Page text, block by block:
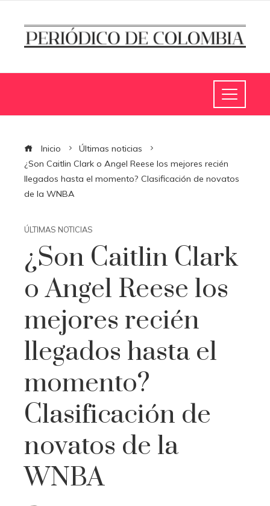
Inicio
Últimas noticias
¿Son Caitlin Clark o Angel Reese los mejores recién
llegados hasta el momento? Clasificación de novatos
de la WNBA
ÚLTIMAS NOTICIAS
¿Son Caitlin Clark
o Angel Reese los
mejores recién
llegados hasta el
momento?
Clasificación de
novatos de la
WNBA